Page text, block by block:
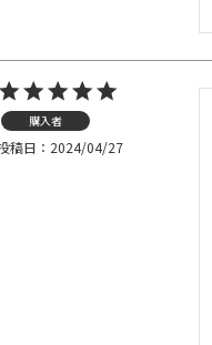
購入者
稿日 2024/04/27